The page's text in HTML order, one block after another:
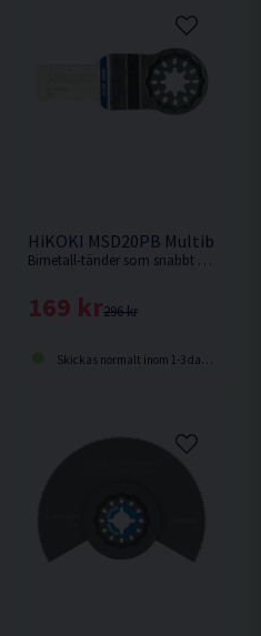
Trä/Metall 10x42mm (18 Tpi)
HiKOKI MSD20PB Multiblad
Bimetall-tänder som snabbt sågar i trä samt ohärdade spikar och skruvar.
296 kr
169 kr
Skickas normalt inom 1-3 dagar